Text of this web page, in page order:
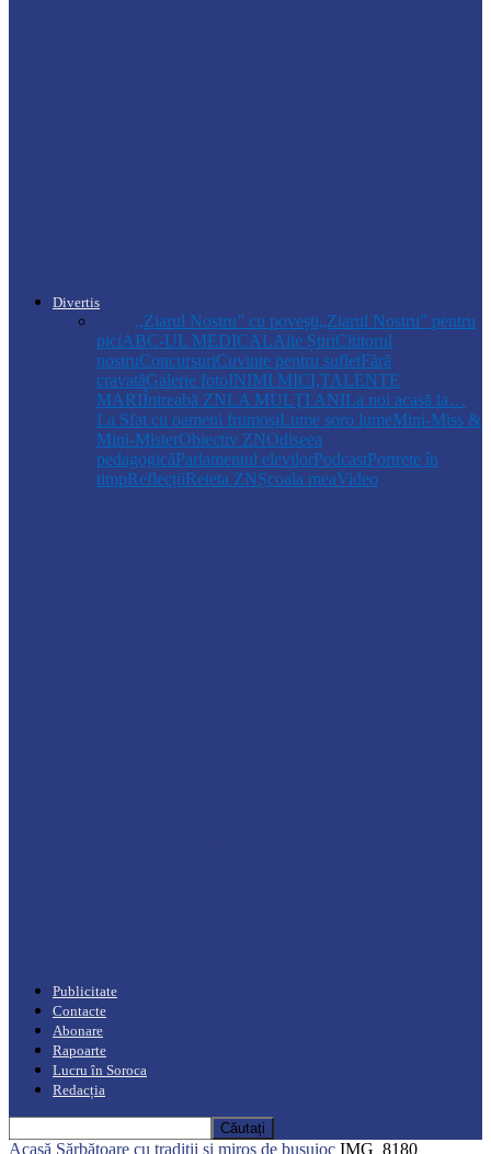
Divertis
,,Ziarul Nostru” cu povești„Ziarul Nostru” pentru
piciABC-UL MEDICALAlte ȘtiriCititorul
nostruConcursuriCuvinte pentru sufletFără
cravatăGalerie fotoINIMI MICI,TALENTE
MARIÎntreabă ZNLA MULŢI ANILa noi acasă la…
La Sfat cu oameni frumoșiLume soro lumeMini-Miss &
Mini-MisterObiectiv ZNOdiseea
pedagogicăParlamentul elevilorPodcastPortrete în
timpReflecțiiReteta ZNȘcoala meaVideo
Publicitate
Contacte
Abonare
Rapoarte
Lucru în Soroca
Redacția
Acasă Sărbătoare cu tradiții și miros de busuioc IMG_8180